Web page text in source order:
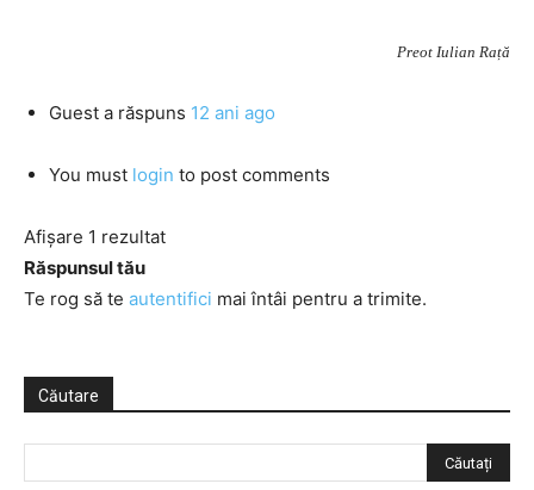
Preot Iulian Rață
Guest a răspuns 12 ani ago
You must login to post comments
Afișare 1 rezultat
Răspunsul tău
Te rog să te autentifici mai întâi pentru a trimite.
Căutare